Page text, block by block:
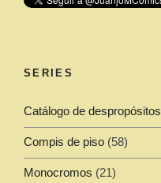
SERIES
Catálogo de despropósitos
Compis de piso (58)
Monocromos (21)